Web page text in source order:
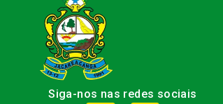
Siga-nos nas redes sociais